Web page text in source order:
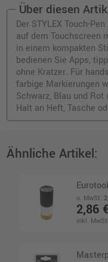
Über diesen
Der STYLEX Touch-
auf dem Touchscreen
in einem kompakten
bedienen Sie Apps,
ohne Kratzer. Für
farbige Markierungen
Schwarz, Blau und
Halt an Heft, Tasche
Ähnliche Artikel:
o. MwSt.
2,86
inkl.